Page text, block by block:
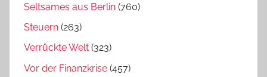
Seltsames aus Berlin (760)
Steuern (263)
Verrückte Welt (323)
Vor der Finanzkrise (457)